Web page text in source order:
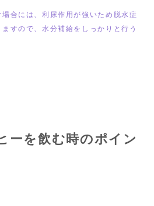
合には、利尿作用が強いため脱水症
すので、水分補給をしっかりと行う
ーを飲む時のポイン